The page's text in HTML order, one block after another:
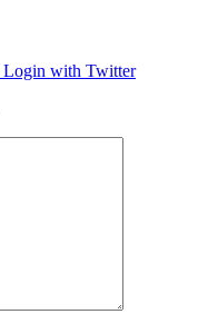
Login with Twitter